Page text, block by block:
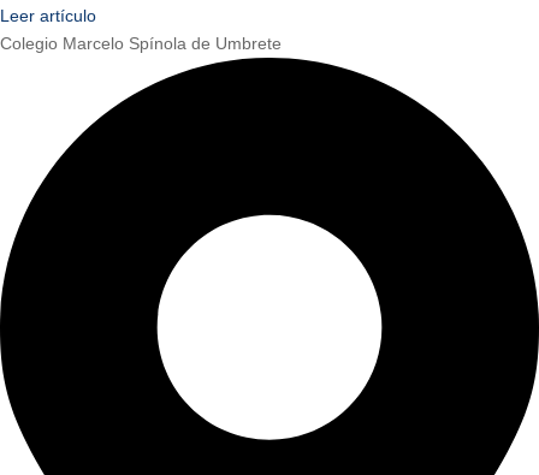
Leer artículo
Colegio Marcelo Spínola de Umbrete